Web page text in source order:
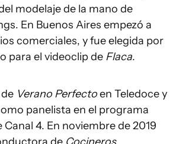
modelaje de la mano de
En Buenos Aires empezó a
comerciales, y fue elegida por
para el videoclip de Flaca.
Verano Perfectoen Teledoce y
panelista en el programa
Canal 4. En noviembre de 2019